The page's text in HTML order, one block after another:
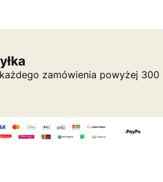
zamówienia powyżej 300